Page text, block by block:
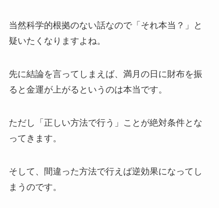
当然科学的根拠のない話なので「それ本当？」と
疑いたくなりますよね。
先に結論を言ってしまえば、満月の日に財布を振
ると金運が上がるというのは本当です。
ただし「正しい方法で行う」ことが絶対条件とな
ってきます。
そして、間違った方法で行えば逆効果になってし
まうのです。